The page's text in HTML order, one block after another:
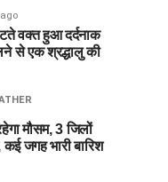
वक्त हुआ दर्दनाक
से एक श्रद्धालु की
मौसम, 3 जिलों
जगह भारी बारिश